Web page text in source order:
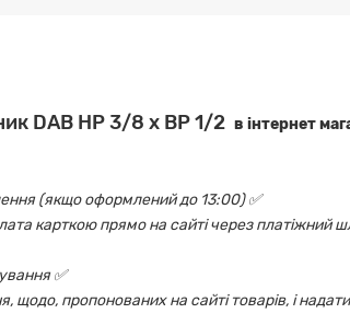
DAB НР 3/8 х ВР 1/2 в інтернет
(якщо оформлений до 13:00) ✅
карткою прямо на сайті через платіжний
✅
пропонованих на сайті товарів, і